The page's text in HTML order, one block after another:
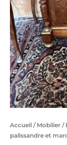
Accueil / Mobilier /
palissandre et